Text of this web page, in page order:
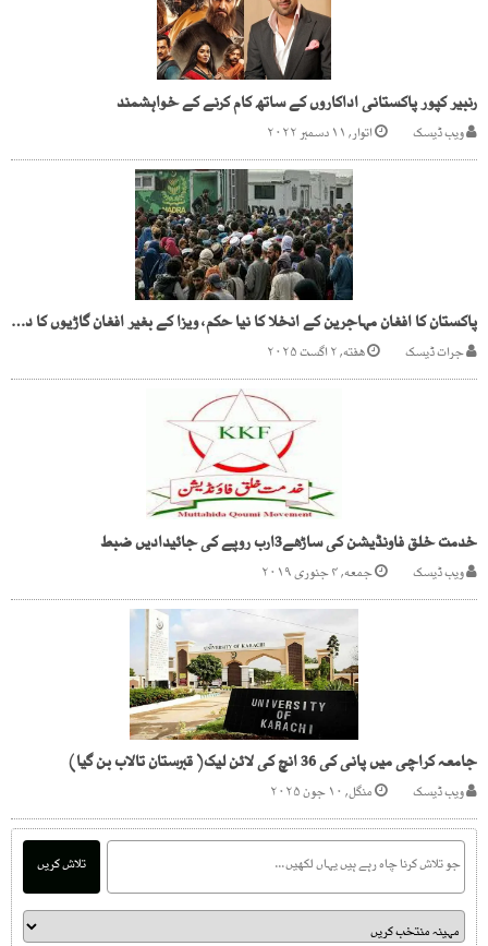
رنبیر کپور پاکستانی اداکاروں کے ساتھ کام کرنے کے خواہشمند
ویب ڈیسک اتوار, ۱۱ دسمبر ۲۰۲۲
پاکستان کا افغان مہاجرین کے انخلا کا نیا حکم، ویزا کے بغیر افغان گاڑیوں کا داخلہ بند
جرات ڈیسک هفته, ۲ اگست ۲۰۲۵
خدمت خلق فاونڈیشن کی ساڑھے3ارب روپے کی جائیدادیں ضبط
ویب ڈیسک جمعه, ۴ جنوری ۲۰۱۹
جامعہ کراچی میں پانی کی 36 انچ کی لائن لیک( قبرستان تالاب بن گیا)
ویب ڈیسک منگل, ۱۰ جون ۲۰۲۵
تلاش کریں